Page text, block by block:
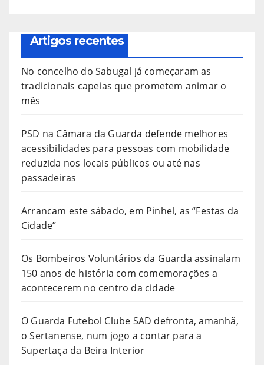
Artigos recentes
No concelho do Sabugal já começaram as
tradicionais capeias que prometem animar o
mês
PSD na Câmara da Guarda defende melhores
acessibilidades para pessoas com mobilidade
reduzida nos locais públicos ou até nas
passadeiras
Arrancam este sábado, em Pinhel, as “Festas da
Cidade”
Os Bombeiros Voluntários da Guarda assinalam
150 anos de história com comemorações a
acontecerem no centro da cidade
O Guarda Futebol Clube SAD defronta, amanhã,
o Sertanense, num jogo a contar para a
Supertaça da Beira Interior